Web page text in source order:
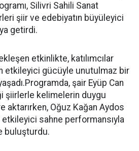
Silivri Sahili Sanat
şiir ve edebiyatın büyüleyici
getirdi.
etkinlikte, katılımcılar
etkileyici gücüyle unutulmaz bir
şair Eyüp Can
şiirlerle kelimelerin duygu
aktarırken, Oğuz Kağan Aydos
etkileyici sahne performansıyla
buluşturdu.